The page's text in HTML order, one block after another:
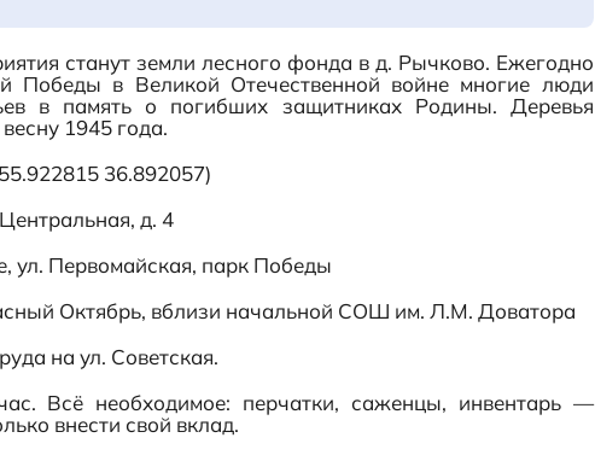
станут земли лесного фонда в д. Рычково. Ежегодно
Победы в Великой Отечественной войне многие люди
в память о погибших защитниках Родины. Деревья
1945 года.
36.892057)
д. 4
ул. Первомайская, парк Победы
Октябрь, вблизи начальной СОШ им. Л.М. Доватора
на ул. Советская.
Всё необходимое: перчатки, саженцы, инвентарь —
внести свой вклад.